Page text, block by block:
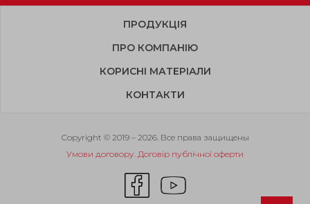
ПРОДУКЦІЯ
ПРО КОМПАНІЮ
КОРИСНІ МАТЕРІАЛИ
КОНТАКТИ
Copyright © 2019 – 2026. Все права защищены
Умови договору. Договір публічної оферти